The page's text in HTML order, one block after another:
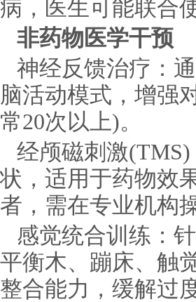
病，医生可能联合
非药物医学干预
神经反馈治疗：
脑活动模式，增强
常20次以上)。
经颅磁刺激
状，适用于药物效
者，需在专业机构
感觉统合训练：
平衡木、蹦床、触
整合能力，缓解过